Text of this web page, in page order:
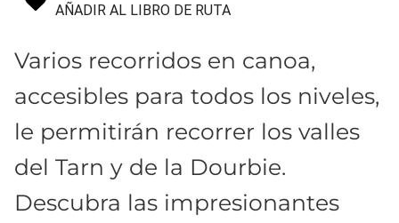
AÑADIR AL LIBRO DE RUTA
Varios recorridos en canoa,
accesibles para todos los niveles,
le permitirán recorrer los valles
del Tarn y de la Dourbie.
Descubra las impresionantes